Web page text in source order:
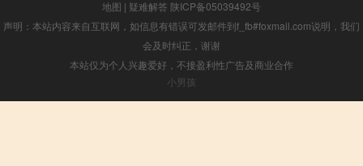
地图 | 疑难解答 陕ICP备05039492号
声明：本站内容来自互联网，如信息有错误可发邮件到f_fb#foxmail.com说明，我们
会及时纠正，谢谢
本站仅为个人兴趣爱好，不接盈利性广告及商业合作
小男孩